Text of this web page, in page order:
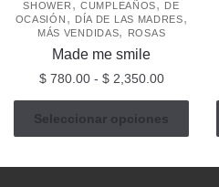
SHOWER , CUMPLEAÑOS, DE
OCASIÓN , DÍA DE LAS MADRES,
MÁS VENDIDAS, ROSAS
Made me smile
$780.00 - $2,350.00Rango
de
precios:
desde
Seleccionar opciones
producto